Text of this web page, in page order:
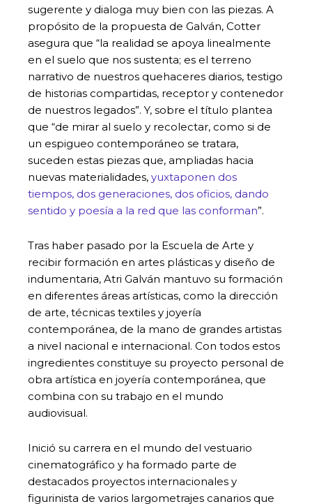
sugerente y dialoga muy bien con las piezas. A
propósito de la propuesta de Galván, Cotter
asegura que “la realidad se apoya linealmente
en el suelo que nos sustenta; es el terreno
narrativo de nuestros quehaceres diarios, testigo
de historias compartidas, receptor y contenedor
de nuestros legados”. Y, sobre el título plantea
que “de mirar al suelo y recolectar, como si de
un espigueo contemporáneo se tratara,
suceden estas piezas que, ampliadas hacia
nuevas materialidades, yuxtaponen dos
tiempos, dos generaciones, dos oficios, dando
sentido y poesía a la red que las conforman”.
Tras haber pasado por la Escuela de Arte y
recibir formación en artes plásticas y diseño de
indumentaria, Atri Galván mantuvo su formación
en diferentes áreas artísticas, como la dirección
de arte, técnicas textiles y joyería
contemporánea, de la mano de grandes artistas
a nivel nacional e internacional. Con todos estos
ingredientes constituye su proyecto personal de
obra artística en joyería contemporánea, que
combina con su trabajo en el mundo
audiovisual.
Inició su carrera en el mundo del vestuario
cinematográfico y ha formado parte de
destacados proyectos internacionales y
figurinista de varios largometrajes canarios que